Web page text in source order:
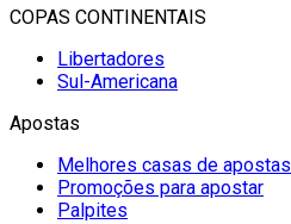
COPAS CONTINENTAIS
Libertadores
Sul-Americana
Apostas
Melhores casas de apostas
Promoções para apostar
Palpites